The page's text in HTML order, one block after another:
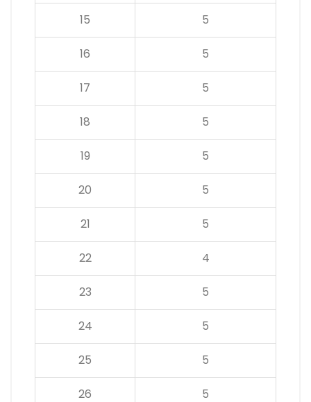
15 5
16 5
17 5
18 5
19 5
20 5
21 5
22 4
23 5
24 5
25 5
26 5